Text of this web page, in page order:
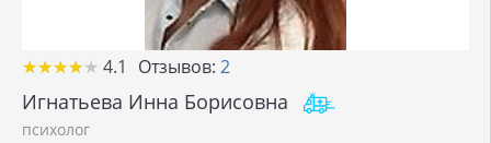
★★★★★
★★★★★ 4.1 Отзывов: 2
Игнатьева Инна Борисовна
психолог